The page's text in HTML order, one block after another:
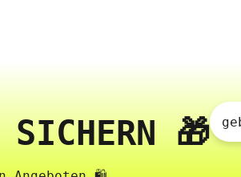
🎁